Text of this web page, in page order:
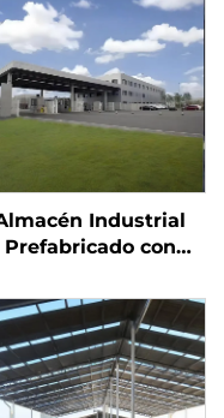
Industrial
Prefabricado con
de Fábrica
Metálica Almacén
Casa
Panel Sándwich
Edificio de Acero